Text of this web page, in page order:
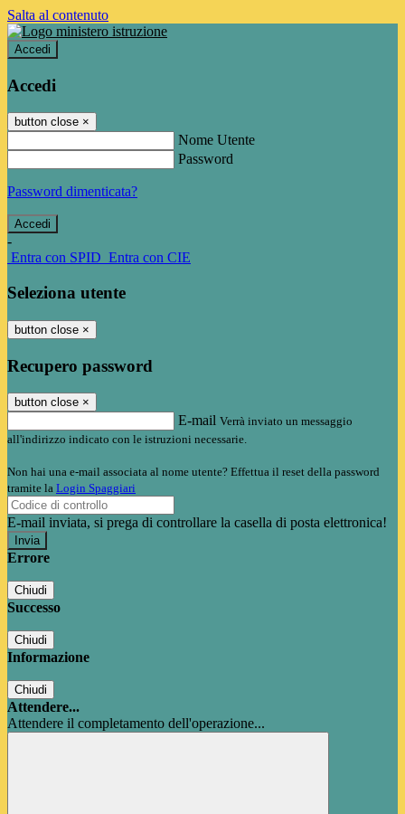
Salta al contenuto
Accedi
Accedi
button close ×
Nome Utente
Password
Password dimenticata?
-
Entra con SPID Entra con CIE
Seleziona utente
button close ×
Recupero password
button close ×
E-mail Verrà inviato un messaggio
all'indirizzo indicato con le istruzioni necessarie.
Non hai una e-mail associata al nome utente? Effettua il reset della password
tramite la Login Spaggiari
E-mail inviata, si prega di controllare la casella di posta elettronica!
Errore
Chiudi
Successo
Chiudi
Informazione
Chiudi
Attendere...
Attendere il completamento dell'operazione...